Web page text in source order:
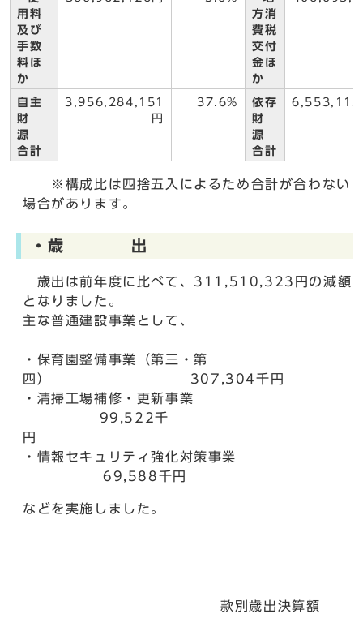
用料
及び
手数
料ほ
か
方消
費税
交付
金ほ
か
自主
財
源
合計
3,956,284,151
円
37.6%
依存
財
源
合計
※構成比は四捨五入によるため合計が合わない
場合があります。
・歳 出
歳出は前年度に比べて、311,510,323円の減額
となりました。
主な普通建設事業として、
・保育園整備事業（第三・第
四） 307,304千円
・清掃工場補修・更新事業
99,522千
・情報セキュリティ強化対策事業
69,588千円
などを実施しました。
款別歳出決算額